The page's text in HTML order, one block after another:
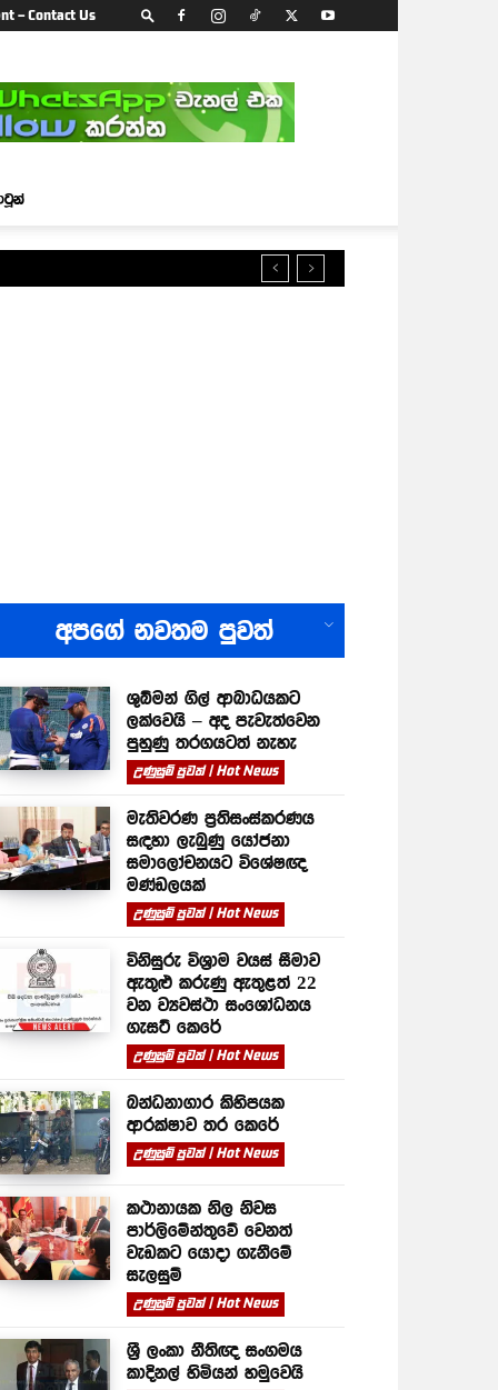
– Contact Us
අපගේ නවතම පුවත්
ශුබ්මන් ගිල් ආබාධයකට
ලක්වෙයි – අද පැවැත්වෙන
පුහුණු තරගයටත් නැහැ
උණුසුම් පුවත් | Hot News
මැතිවරණ ප්‍රතිසංස්කරණය
සඳහා ලැබුණු යෝජනා
සමාලෝචනයට විශේෂඥ
මණ්ඩලයක්
උණුසුම් පුවත් | Hot News
විනිසුරු විශ්‍රාම වයස් සීමාව
ඇතුළු කරුණු ඇතුළත් 22
වන ව්‍යවස්ථා සංශෝධනය
ගැසට් කෙරේ
උණුසුම් පුවත් | Hot News
බන්ධනාගාර කිහිපයක
ආරක්ෂාව තර කෙරේ
උණුසුම් පුවත් | Hot News
කථානායක නිල නිවස
පාර්ලිමේන්තුවේ වෙනත්
වැඩකට යොදා ගැනීමේ
සැලසුම්
උණුසුම් පුවත් | Hot News
ශ්‍රී ලංකා නීතිඥ සංගමය
කාදිනල් හිමියන් හමුවෙයි